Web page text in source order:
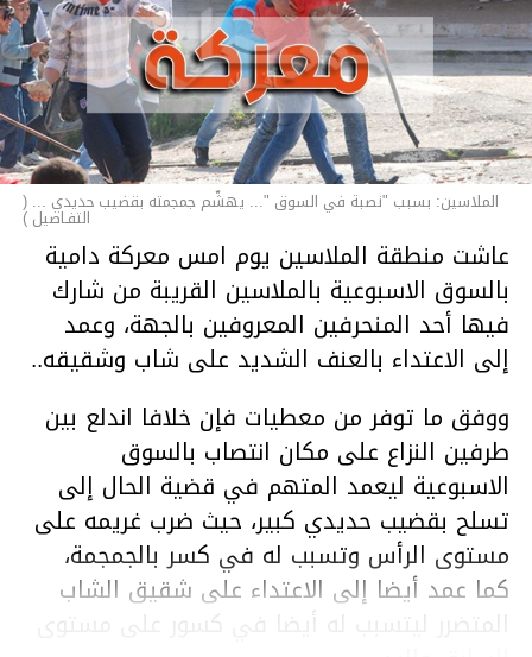
الملاسين: بسبب "نصبة في السوق "... يهشّم جمجمته بقضيب حديدي ... (
التفـاصيل )
عاشت منطقة الملاسين يوم امس معركة دامية
بالسوق الاسبوعية بالملاسين القريبة من شارك
فيها أحد المنحرفين المعروفين بالجهة، وعمد
إلى الاعتداء بالعنف الشديد على شاب وشقيقه..
ووفق ما توفر من معطيات فإن خلافا اندلع بين
طرفين النزاع على مكان انتصاب بالسوق
الاسبوعية ليعمد المتهم في قضية الحال إلى
تسلح بقضيب حديدي كبير، حيث ضرب غريمه على
مستوى الرأس وتسبب له في كسر بالجمجمة،
كما عمد أيضا إلى الاعتداء على شقيق الشاب
المتضرر ليتسبب له أيضا في كسور على مستوى